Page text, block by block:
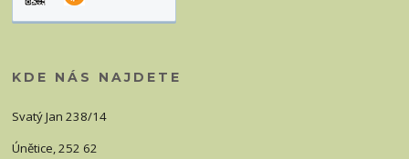
KDE NÁS NAJDETE
Svatý Jan 238/14
Únětice, 252 62